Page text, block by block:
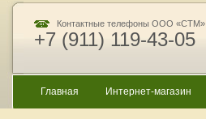
Контактные телефоны ООО «СТМ»
+7 (911) 119-43-05
Главная Интернет-магазин